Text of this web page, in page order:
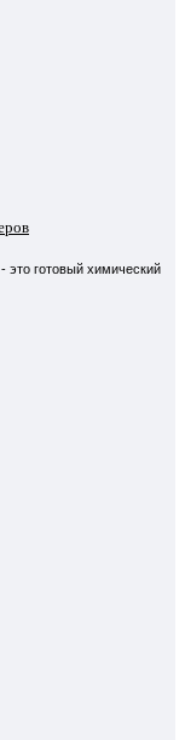
это готовый химический